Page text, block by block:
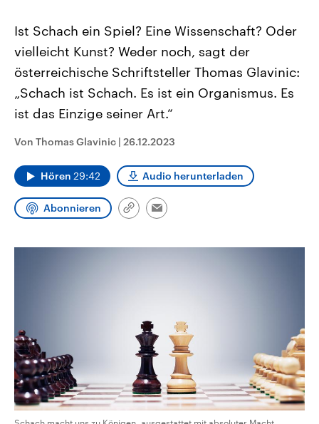
Landtagswahl Sachsen-Anhalt
2026
Alle Informationen
Sachsen-Anhalt wählt am 6.
September 2026 einen neuen
Landtag. Seit 2021 wird das
CDU, SPD und FDP regiert.-
Wahlprogramme, aktuelle Berichte
und Hintergründe zu den Parteien
und Kandidaten der anstehenden
Wahl.
USA
Aktuelle Beiträge,
Hintergründe
Wirtschaftlich und
Sendungen Programm Podcasts
Audio-Archiv
Ist Schach ein Spiel? Eine Wissenschaft? Oder
vielleicht Kunst? Weder noch, sagt der
österreichische Schriftsteller Thomas Glavinic:
„Schach ist Schach. Es ist ein Organismus. Es
ist das Einzige seiner Art.“
Von Thomas Glavinic | 26.12.2023
Hören 29:42 Audio herunterladen
Abonnieren
Link
Email